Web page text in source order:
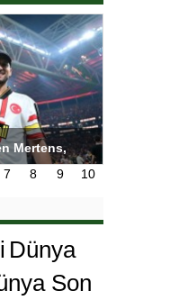
Mertens,
istedi
7 8 9 10
Dünya
Son